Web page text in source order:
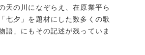
入会案内
よくある質問
天の川になぞらえ、在原業平ら
七夕」を題材にした数多くの歌
語」にもその記述が残っていま